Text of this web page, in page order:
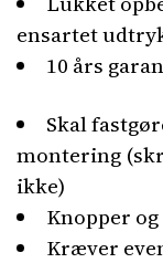
ensartet
10 års
Skal
montering
ikke)
Knopper
Kræver